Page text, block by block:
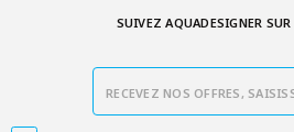
SUIVEZ AQUADESIGNER SUR